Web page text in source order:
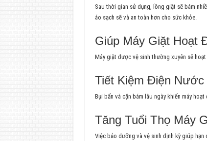
Sau thời gian sử dụng, lồng giặt sẽ bám
áo sạch sẽ và an toàn hơn cho sức khỏe.
Giúp Máy Giặt Hoạt
Máy giặt được vệ sinh thường xuyên sẽ
Tiết Kiệm Điện Nước
Bụi bẩn và cặn bám lâu ngày khiến máy
Tăng Tuổi Thọ Máy
Việc bảo dưỡng và vệ sinh định kỳ giúp